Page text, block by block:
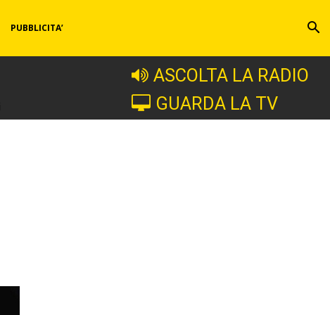
PUBBLICITA’
ASCOLTA LA RADIO
GUARDA LA TV